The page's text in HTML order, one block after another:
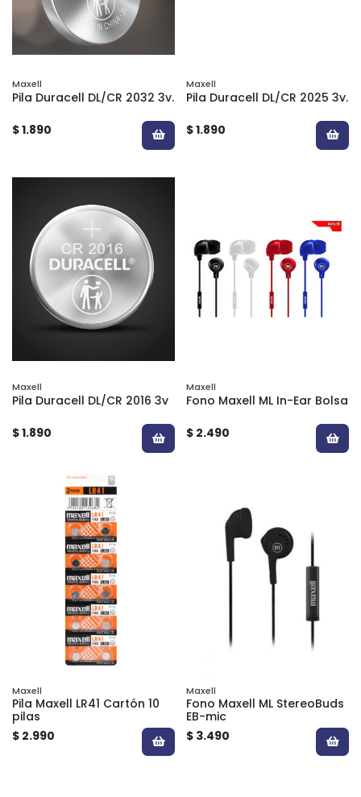
Maxell
Pila Duracell DL/CR 2032 3v.
$ 1.890
Maxell
Pila Duracell DL/CR 2025 3v.
$ 1.890
Maxell
Pila Duracell DL/CR 2016 3v
$ 1.890
Maxell
Fono Maxell ML In-Ear Bolsa
$ 2.490
Maxell
Pila Maxell LR41 Cartón 10
pilas
$ 2.990
Maxell
Fono Maxell ML StereoBuds
EB-mic
$ 3.490